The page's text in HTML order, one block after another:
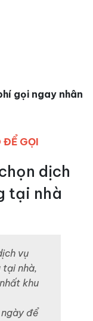
gọi ngay nhân
ĐỂ GỌI
dịch
tại nhà
vụ
tại nhà,
khu
để